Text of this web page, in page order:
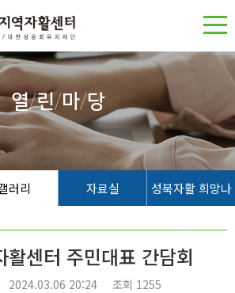
열/린/마/당
러리 자료실 성북자활 희망나
활센터 주민대표 간담회
2024.03.06 20:24 조회 1255